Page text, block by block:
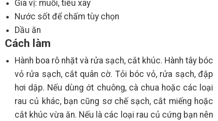
Gia vị: muối, tiêu xay
Nước sốt để chấm tùy chọn
Dầu ăn
Cách làm
Hành boa rô nhặt và rửa sạch, cắt khúc. Hành tây bóc
vỏ rửa sạch, cắt quân cờ. Tỏi bóc vỏ, rửa sạch, đập
hơi dập. Nếu dùng ớt chuông, cà chua hoặc các loại
rau củ khác, bạn cũng sơ chế sạch, cắt miếng hoặc
cắt khúc vừa ăn. Nếu là các loại rau củ cứng bạn nên